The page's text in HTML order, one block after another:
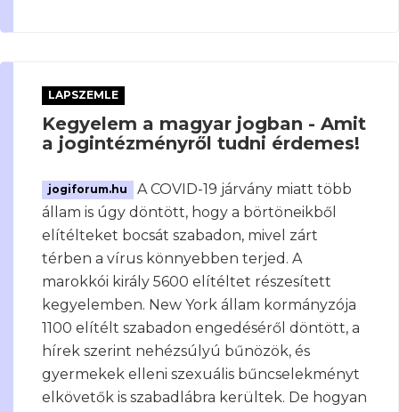
LAPSZEMLE
Kegyelem a magyar jogban - Amit
a jogintézményről tudni érdemes!
jogiforum.hu
A COVID-19 járvány miatt több
állam is úgy döntött, hogy a börtöneikből
elítélteket bocsát szabadon, mivel zárt
térben a vírus könnyebben terjed. A
marokkói király 5600 elítéltet részesített
kegyelemben. New York állam kormányzója
1100 elítélt szabadon engedéséről döntött, a
hírek szerint nehézsúlyú bűnözök, és
gyermekek elleni szexuális bűncselekményt
elkövetők is szabadlábra kerültek. De hogyan